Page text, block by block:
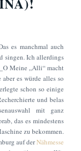
es manchmal auch
singen. Ich allerdings
Meine „Alli“ macht
es würde alles so
schon so einige
und belas
mit ganz
das es mindestens
zu bekommen.
auf derNähmesse